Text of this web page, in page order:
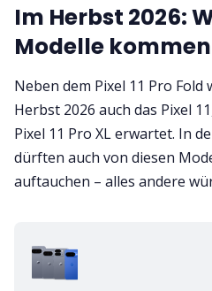
Im Herbst 2026:
Modelle
Neben dem Pixel 11 Pro
Herbst 2026 auch das Pixel
Pixel 11 Pro XL erwartet. In
dürften auch von diesen
auftauchen – alles andere